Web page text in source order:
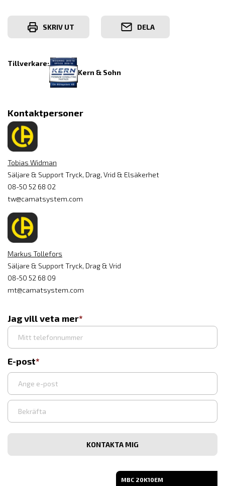
SKRIV UT DELA
Tillverkare:
Kern & Sohn
Kontaktpersoner
Tobias Widman
Säljare & Support Tryck, Drag, Vrid & Elsäkerhet
08-50 52 68 02
tw@camatsystem.com
Markus Tollefors
Säljare & Support Tryck, Drag & Vrid
08-50 52 68 09
mt@camatsystem.com
Jag vill veta mer
E-post
Ange
e-
Bekräfta
post
MBC 20K10EM